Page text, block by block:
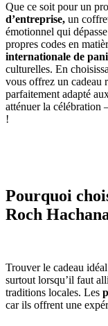
Que ce soit pour un
d’entreprise, un
émotionnel qui
propres codes en
internationale de
culturelles. En
vous offrez un cadeau
parfaitement adapté
atténuer la célébration
!
Pourquoi
Roch
Trouver le cadeau
surtout lorsqu’il faut
traditions locales. Les
car ils offrent une